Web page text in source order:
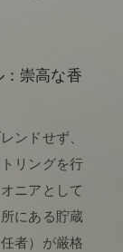
崇高な香
ンドせず、
リングを行
ニアとして
にある貯蔵
者）が厳格